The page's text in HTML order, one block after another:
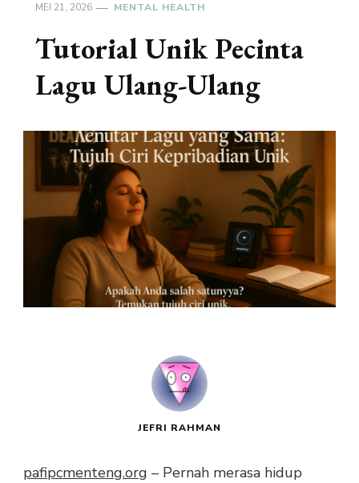
MEI 21, 2026 MENTAL HEALTH
Tutorial Unik Pecinta
Lagu Ulang-Ulang
JEFRI RAHMAN
pafipcmenteng.org – Pernah merasa hidup